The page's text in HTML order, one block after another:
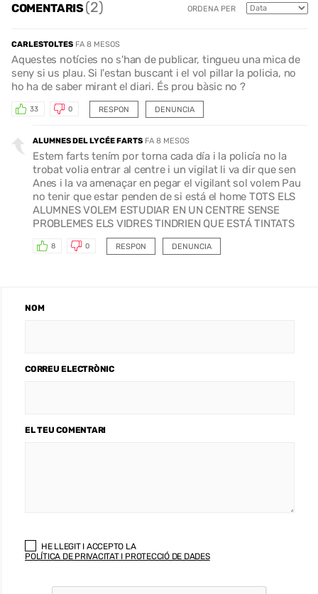
COMENTARIS(2) ORDENA PER
CARLESTOLTES FA 8 MESOS
Aquestes notícies no s'han de publicar, tingueu una mica de
seny si us plau. Si l'estan buscant i el vol pillar la policia, no
ho ha de saber mirant el diari. És prou bàsic no ?
RESPON
33 0 DENUNCIA
ALUMNES DEL LYCÉE FARTS FA 8 MESOS
Estem farts tením por torna cada día i la policía no la
trobat volia entrar al centre i un vigilat li va dir que sen
Anes i la va amenaçar en pegar el vigilant sol volem Pau
no tenir que estar penden de si está el home TOTS ELS
ALUMNES VOLEM ESTUDIAR EN UN CENTRE SENSE
PROBLEMES ELS VIDRES TINDRIEN QUE ESTÁ TINTATS
RESPON
8 0 DENUNCIA
NOM
CORREU ELECTRÒNIC
EL TEU COMENTARI
HE LLEGIT I ACCEPTO LA
POLÍTICA DE PRIVACITAT I PROTECCIÓ DE DADES